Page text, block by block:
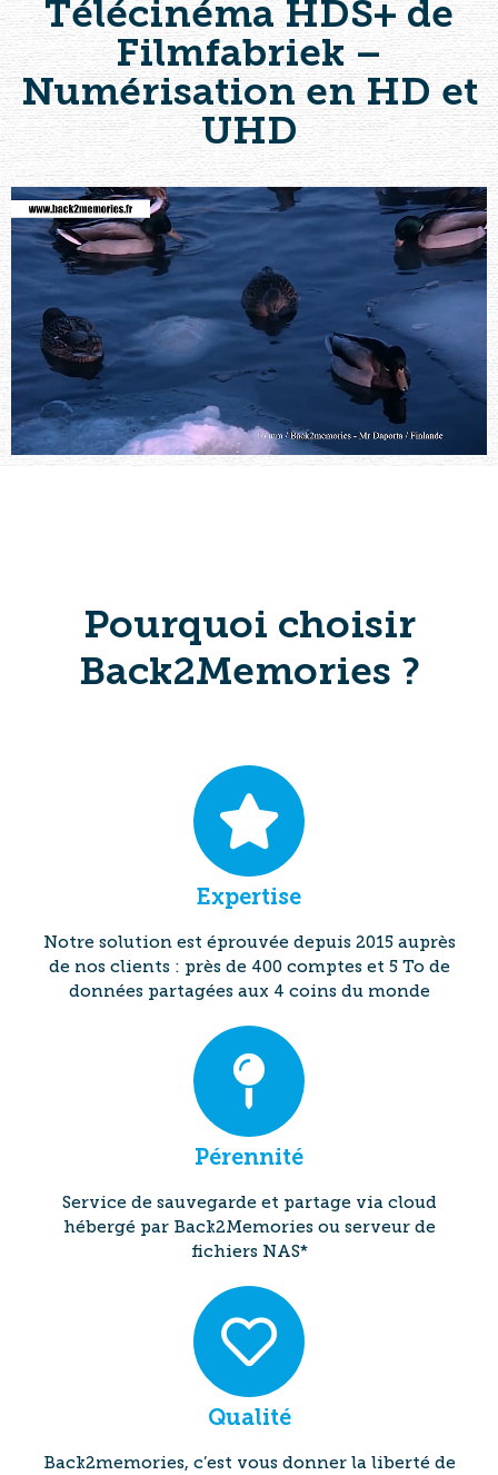
Télécinéma HDS+ de
Filmfabriek –
Numérisation en HD et
UHD
Pourquoi choisir
Back2Memories ?
Expertise
Notre solution est éprouvée depuis 2015 auprès
de nos clients : près de 400 comptes et 5 To de
données partagées aux 4 coins du monde
Pérennité
Service de sauvegarde et partage via cloud
hébergé par Back2Memories ou serveur de
fichiers NAS*
Qualité
Back2memories, c’est vous donner la liberté de